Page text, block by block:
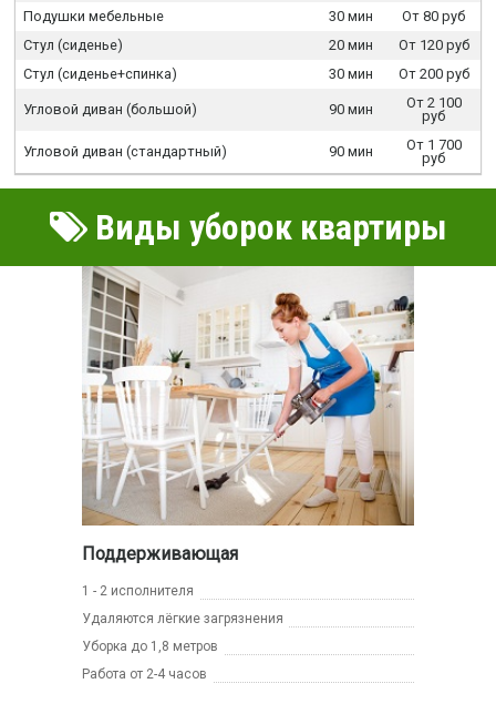
Подушки мебельные
30 мин
От 80 руб
Стул (сиденье)
20 мин
От 120 руб
Стул (сиденье+спинка)
30 мин От 200 руб
Угловой диван (большой) 90 мин
От 2 100
руб
Угловой диван (стандартный) 90 мин
От 1 700
руб
Виды уборок квартиры
Поддерживающая
1 - 2 исполнителя
Удаляются лёгкие загрязнения
Уборка до 1,8 метров
Работа от 2-4 часов